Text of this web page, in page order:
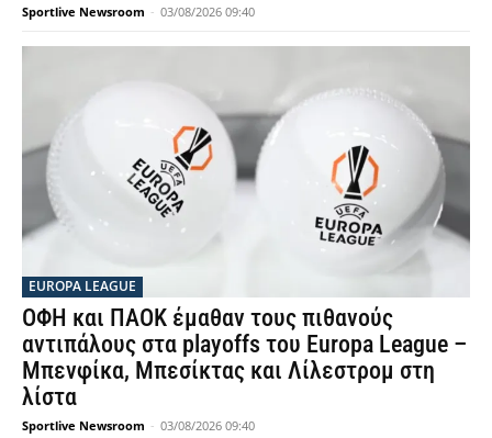
Sportlive Newsroom - 03/08/2026 09:40
EUROPA LEAGUE
ΟΦΗ και ΠΑΟΚ έμαθαν τους πιθανούς
αντιπάλους στα playoffs του Europa League –
Μπενφίκα, Μπεσίκτας και Λίλεστρομ στη
λίστα
Sportlive Newsroom - 03/08/2026 09:40